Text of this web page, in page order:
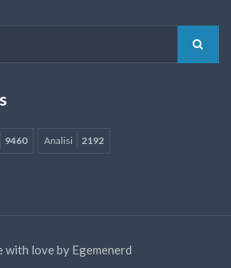
9460 Analisi 2192
with love by Egemenerd